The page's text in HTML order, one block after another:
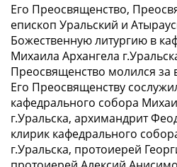
Его Преосвященство,
епископ Уральский и
Божественную литургию в
Михаила Архангела
Преосвященство молился
Его Преосвященству
кафедрального собора
г.Уральска, архимандрит
клирик кафедрального
г.Уральска, протоиерей